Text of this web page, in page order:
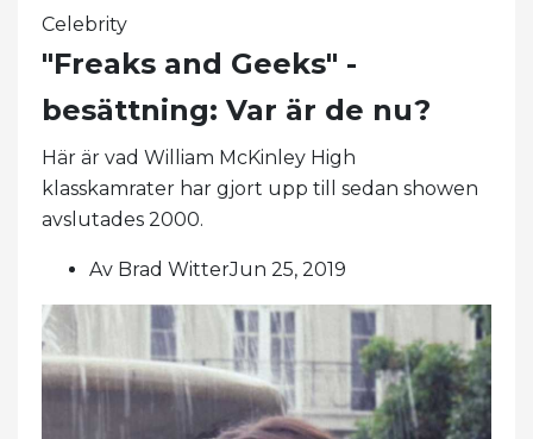
Celebrity
"Freaks and Geeks" -
besättning: Var är de nu?
Här är vad William McKinley High
klasskamrater har gjort upp till sedan showen
avslutades 2000.
Av Brad WitterJun 25, 2019